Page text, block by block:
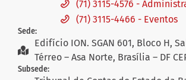
(71) 3115-4576 -
(71) 3115-4466 - Eventos
Sede:
Edifício ION. SGAN 601, Bloco H,
Térreo – Asa Norte, Brasília – DF
Subsede: